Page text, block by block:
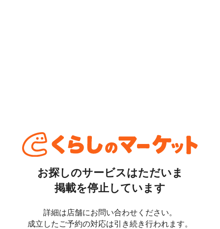
お探しのサービスはただいま
掲載を停止しています
詳細は店舗にお問い合わせください。
成立したご予約の対応は引き続き行われます。